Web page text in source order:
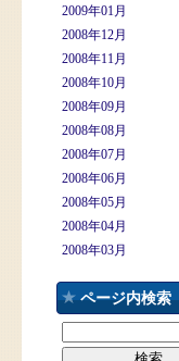
2009年01月
2008年12月
2008年11月
2008年10月
2008年09月
2008年08月
2008年07月
2008年06月
2008年05月
2008年04月
2008年03月
ページ内検索